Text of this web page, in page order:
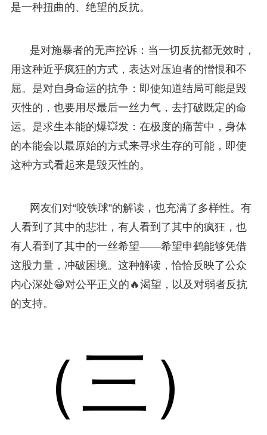
是一种扭曲的、绝望的反抗。
是对施暴者的无声控诉：当一切反抗都无效时，
用这种近乎疯狂的方式，表达对压迫者的憎恨和不
屈。是对自身命运的抗争：即使知道结局可能是毁
灭性的，也要用尽最后一丝力气，去打破既定的命
运。是求生本能的爆💥发：在极度的痛苦中，身体
的本能会以最原始的方式来寻求生存的可能，即使
这种方式看起来是毁灭性的。
网友们对“咬铁球”的解读，也充满了多样性。有
人看到了其中的悲壮，有人看到了其中的疯狂，也
有人看到了其中的一丝希望——希望申鹤能够凭借
这股力量，冲破困境。这种解读，恰恰反映了公众
内心深处😁对公平正义的🔥渴望，以及对弱者反抗
的支持。
（三）